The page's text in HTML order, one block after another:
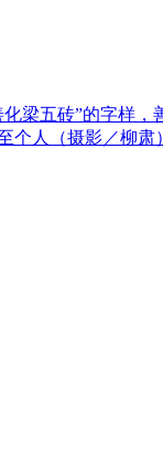
梁五砖”的字样
个人（摄影／柳肃